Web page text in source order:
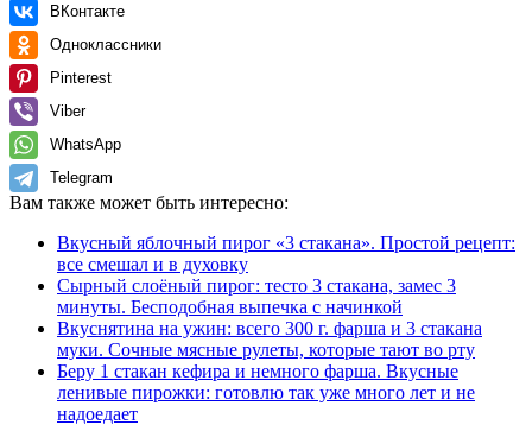
ВКонтакте
Одноклассники
Pinterest
Viber
WhatsApp
Telegram
Вам также может быть интересно:
Вкусный яблочный пирог «3 стакана». Простой рецепт:
все смешал и в духовку
Сырный слоёный пирог: тесто 3 стакана, замес 3
минуты. Бесподобная выпечка с начинкой
Вкуснятина на ужин: всего 300 г. фарша и 3 стакана
муки. Сочные мясные рулеты, которые тают во рту
Беру 1 стакан кефира и немного фарша. Вкусные
ленивые пирожки: готовлю так уже много лет и не
надоедает